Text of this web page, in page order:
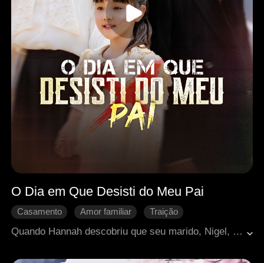
O Dia em Que Desisti do Meu Pai
Casamento Amor familiar
Traição
Quando Hannah descobriu que seu marido, Nigel, favorecia seu primeiro amor e o filho dele em vez de Xena, ela sabia que o casamento tinha chegado ao fim. Ela se divorciou. Xena deu ao pai uma última chance, mas ele a desapontou, e ela foi embora com Hannah. Quando Nigel percebeu seus erros, foi tarde demais. Xena já o tinha excluído de sua vida.